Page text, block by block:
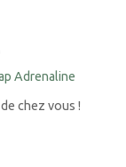
Adrenaline
chez vous !